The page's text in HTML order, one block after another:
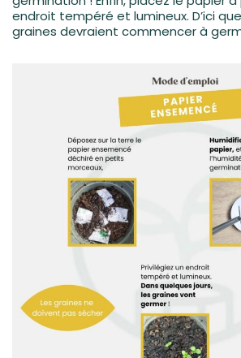
endroit tempéré et lumineux. D’ici
graines devraient commencer à